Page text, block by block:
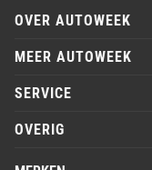
OVER AUTOWEEK
MEER AUTOWEEK
SERVICE
OVERIG